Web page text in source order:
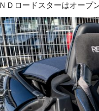
ＮＤロードスターはオープ